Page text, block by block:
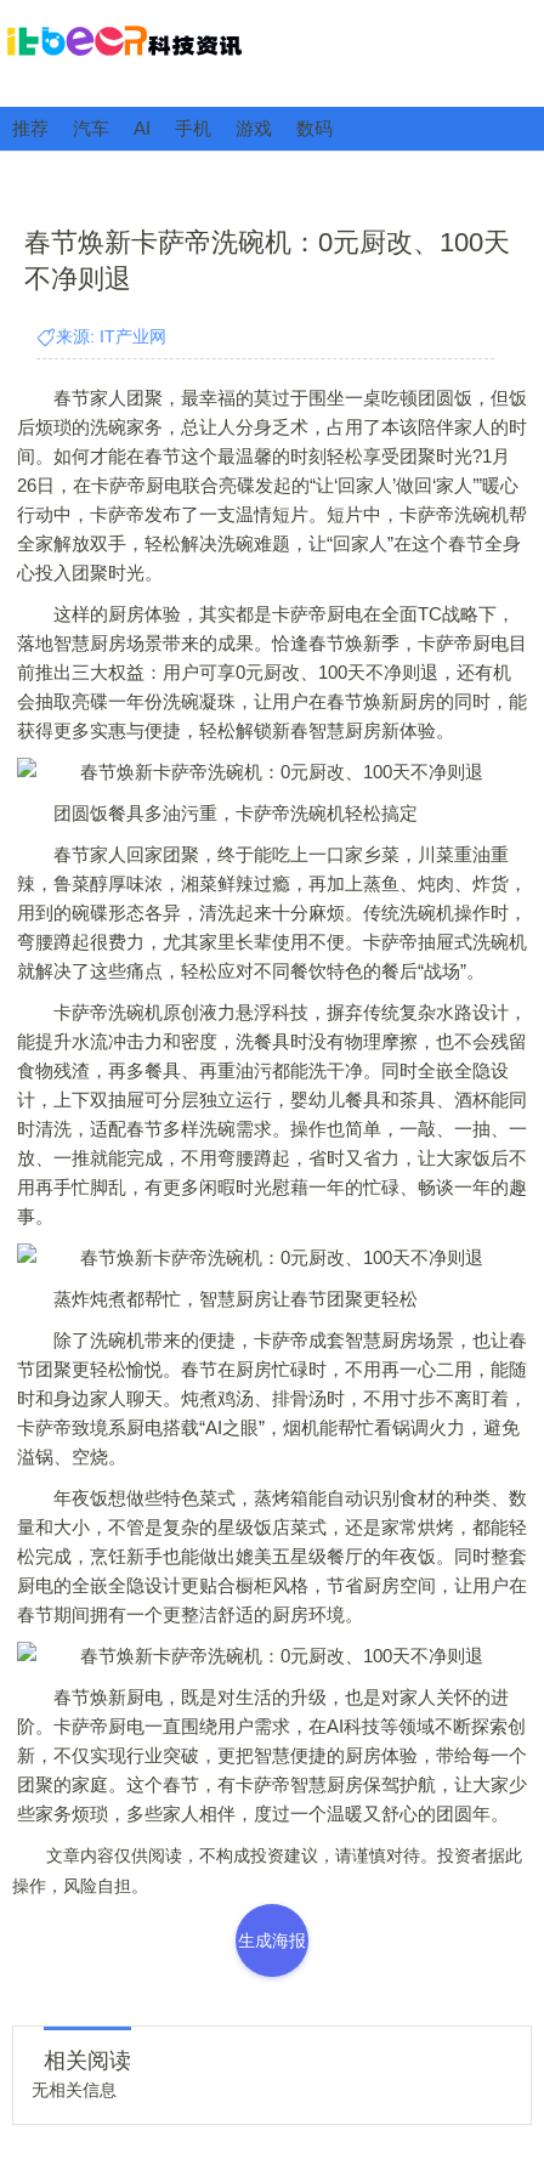
推荐 汽车 AI 手机 游戏 数码
春节焕新卡萨帝洗碗机：0元厨改、100天
不净则退
来源: IT产业网
春节家人团聚，最幸福的莫过于围坐一桌吃顿团圆饭，但饭
后烦琐的洗碗家务，总让人分身乏术，占用了本该陪伴家人的时
间。如何才能在春节这个最温馨的时刻轻松享受团聚时光?1月
26日，在卡萨帝厨电联合亮碟发起的“让‘回家人’做回‘家人’”暖心
行动中，卡萨帝发布了一支温情短片。短片中，卡萨帝洗碗机帮
全家解放双手，轻松解决洗碗难题，让“回家人”在这个春节全身
心投入团聚时光。
这样的厨房体验，其实都是卡萨帝厨电在全面TC战略下，
落地智慧厨房场景带来的成果。恰逢春节焕新季，卡萨帝厨电目
前推出三大权益：用户可享0元厨改、100天不净则退，还有机
会抽取亮碟一年份洗碗凝珠，让用户在春节焕新厨房的同时，能
获得更多实惠与便捷，轻松解锁新春智慧厨房新体验。
团圆饭餐具多油污重，卡萨帝洗碗机轻松搞定
春节家人回家团聚，终于能吃上一口家乡菜，川菜重油重
辣，鲁菜醇厚味浓，湘菜鲜辣过瘾，再加上蒸鱼、炖肉、炸货，
用到的碗碟形态各异，清洗起来十分麻烦。传统洗碗机操作时，
弯腰蹲起很费力，尤其家里长辈使用不便。卡萨帝抽屉式洗碗机
就解决了这些痛点，轻松应对不同餐饮特色的餐后“战场”。
卡萨帝洗碗机原创液力悬浮科技，摒弃传统复杂水路设计，
能提升水流冲击力和密度，洗餐具时没有物理摩擦，也不会残留
食物残渣，再多餐具、再重油污都能洗干净。同时全嵌全隐设
计，上下双抽屉可分层独立运行，婴幼儿餐具和茶具、酒杯能同
时清洗，适配春节多样洗碗需求。操作也简单，一敲、一抽、一
放、一推就能完成，不用弯腰蹲起，省时又省力，让大家饭后不
用再手忙脚乱，有更多闲暇时光慰藉一年的忙碌、畅谈一年的趣
事。
蒸炸炖煮都帮忙，智慧厨房让春节团聚更轻松
除了洗碗机带来的便捷，卡萨帝成套智慧厨房场景，也让春
节团聚更轻松愉悦。春节在厨房忙碌时，不用再一心二用，能随
时和身边家人聊天。炖煮鸡汤、排骨汤时，不用寸步不离盯着，
卡萨帝致境系厨电搭载“AI之眼”，烟机能帮忙看锅调火力，避免
溢锅、空烧。
年夜饭想做些特色菜式，蒸烤箱能自动识别食材的种类、数
量和大小，不管是复杂的星级饭店菜式，还是家常烘烤，都能轻
松完成，烹饪新手也能做出媲美五星级餐厅的年夜饭。同时整套
厨电的全嵌全隐设计更贴合橱柜风格，节省厨房空间，让用户在
春节期间拥有一个更整洁舒适的厨房环境。
春节焕新厨电，既是对生活的升级，也是对家人关怀的进
阶。卡萨帝厨电一直围绕用户需求，在AI科技等领域不断探索创
新，不仅实现行业突破，更把智慧便捷的厨房体验，带给每一个
团聚的家庭。这个春节，有卡萨帝智慧厨房保驾护航，让大家少
些家务烦琐，多些家人相伴，度过一个温暖又舒心的团圆年。
文章内容仅供阅读，不构成投资建议，请谨慎对待。投资者据此
操作，风险自担。
生成海报
相关阅读
无相关信息